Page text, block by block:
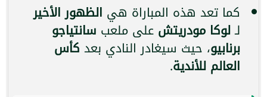
كما تعد هذه المباراة هي الظهور الأخير
لـلوكا مودريتش على ملعب سانتياجو
برنابيو، حيث سيغادر النادي بعد كأس
العالم للأندية.